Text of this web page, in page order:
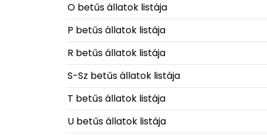
O betűs állatok listája
P betűs állatok listája
R betűs állatok listája
S-Sz betűs állatok listája
T betűs állatok listája
U betűs állatok listája